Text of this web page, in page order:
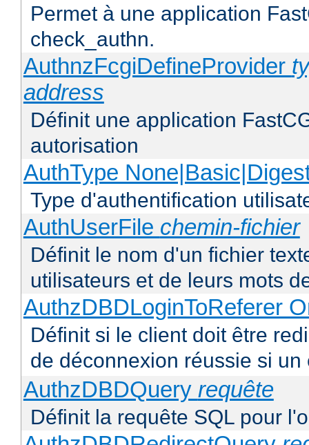
Permet à une application
check_authn.
AuthnzFcgiDefineProvider
address
Définit une application
autorisation
AuthType
Type d'authentification
AuthUserFile chemin-fichier
Définit le nom d'un fichier
utilisateurs et de leurs mots
AuthzDBDLoginToReferer
Définit si le client doit être
de déconnexion réussie si
AuthzDBDQuery requête
Définit la requête SQL pour